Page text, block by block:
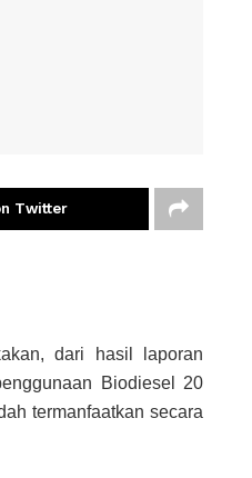
Twitter
dari hasil laporan
Biodiesel 20
termanfaatkan secara